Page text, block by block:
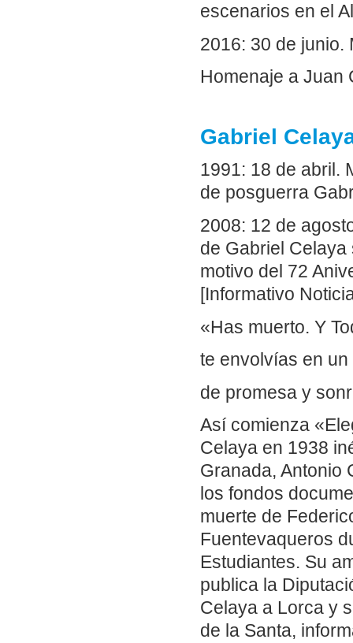
escenarios en el
2016: 30 de junio.
Homenaje a Juan
Gabriel
1991: 18 de abril.
de posguerra
2008: 12 de
de Gabriel
motivo del 72
[Informativo
«Has muerto. Y
te envolvías en
de promesa y
Así comienza
Celaya en 1938
Granada, Antonio
los fondos
muerte de
Fuentevaqueros
Estudiantes. Su
publica la
Celaya a Lorca y
de la Santa,